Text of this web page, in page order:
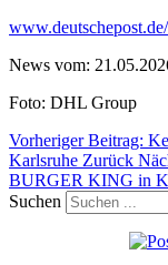
News vom:
Foto: DHL Group
Vorheriger Beitrag:
Karlsruhe Zurück
BURGER KING in
Suchen